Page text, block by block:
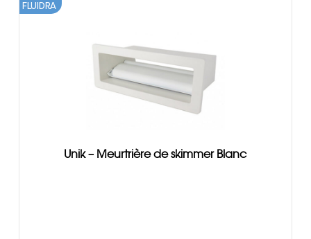
Unik – Meurtrière de skimmer Blanc
FLUIDRA